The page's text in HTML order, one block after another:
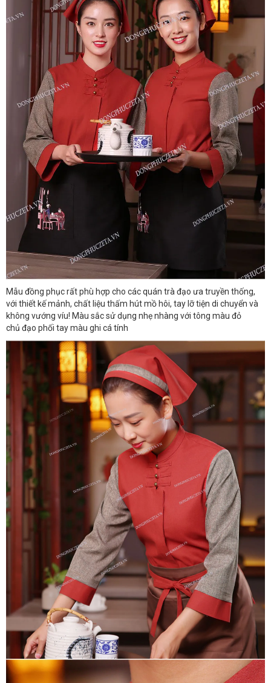
Mẫu đồng phục rất phù hợp cho các quán trà đạo ưa truyền thống,
với thiết kế mảnh, chất liệu thấm hút mồ hôi, tay lỡ tiện di chuyển và
không vướng víu! Màu sắc sử dụng nhẹ nhàng với tông màu đỏ
chủ đạo phối tay màu ghi cá tính